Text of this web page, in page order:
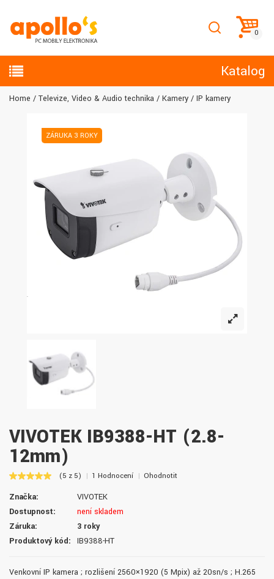
Katalog
Home Televize, Video & Audio technika Kamery IP kamery
ZÁRUKA 3 ROKY
VIVOTEK IB9388-HT (2.8-
12mm)
(5 z 5) 1 Hodnocení Ohodnotit
Značka:
VIVOTEK
Dostupnost:
není skladem
Záruka:
3 roky
Produktový kód:
IB9388-HT
Venkovní IP kamera ; rozlišení 2560×1920 (5 Mpix) až 20sn/s ; H.265